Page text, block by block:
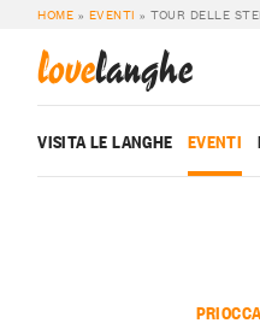
HOME » EVENTI »TOUR DELLE STELLE CADENTI IN
lovelanghe
VISITA LE LANGHE EVENTI